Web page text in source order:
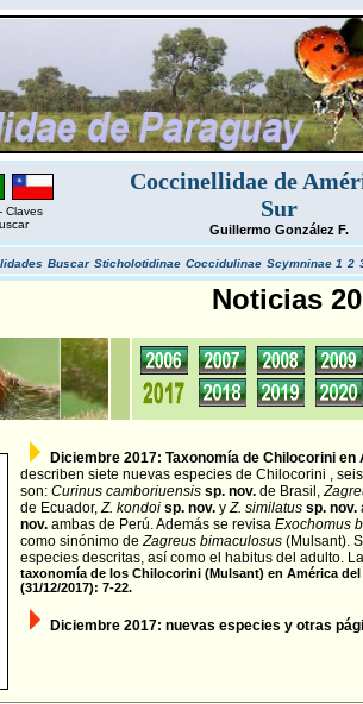
- Claves
Coccinellidae de
Sur
Guillermo González F.
Buscar Sticholotidinae Coccidulinae Scymninae 1 2
Noticias
Diciembre 2017: Taxonomía de Chilocorini en
describen siete nuevas especies de Chilocorini ,
son: Curinus camboriuensis sp. nov.de Brasil,
de Ecuador,Z. kondoi sp. nov.yZ. similatus sp. nov.
nov. ambas de Perú. Además se revisa Exochomus
como sinónimo deZagreus bimaculosus(Mulsant).
especies descritas, así como el habitus del adulto.
taxonomía de los Chilocorini (Mulsant) en América del
(31/12/2017): 7-22.
Diciembre 2017: nuevas especies y otras